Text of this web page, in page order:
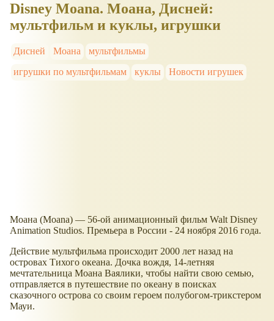
Disney Moana. Моана, Дисней:
мультфильм и куклы, игрушки
Дисней Моана
мультфильмы
игрушки по мультфильмам
куклы Новости игрушек
Моана (Moana) — 56-ой анимационный фильм Walt Disney
Animation Studios. Премьера в России - 24 ноября 2016 года.
Действие мультфильма происходит 2000 лет назад на
островах Тихого океана. Дочка вождя, 14-летняя
мечтательница Моана Ваялики, чтобы найти свою семью,
отправляется в путешествие по океану в поисках
сказочного острова со своим героем полубогом-трикстером
Мауи.